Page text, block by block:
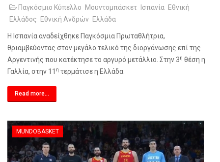
Παγκόσμιο Κύπελλο
Μουντομπάσκετ Ισπανία
Εθνική
Ελλάδος
Εθνική Ανδρών Ελλάδα
Η Ισπανία αναδείχθηκε Παγκόσμια Πρωταθλήτρια,
θριαμβεύοντας στον μεγάλο τελικό της διοργάνωσης επί της
Αργεντινής που κατέκτησε το αργυρό μετάλλιο. Στην 3η θέση η
Γαλλία, στην 11 η τερμάτισε η Ελλάδα.
Read more...
MUNDOBASKET